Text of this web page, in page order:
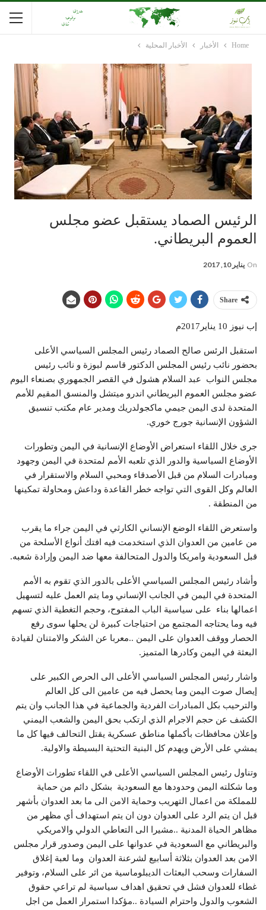
Home الأخبار الأخبار المحلية
الرئيس الصماد يستقبل عضو مجلس
العموم البريطاني.
On يناير 10, 2017
Share
إب نيوز 10 يناير2017م
استقبل الرئس صالح الصماد رئيس المجلس السياسي الأعلى
بحضور نائب رئيس المجلس الدكتور قاسم لبوزة و نائب رئيس
مجلس النواب عبد السلام هشول في القصر الجمهوري بصنعاء اليوم
عضو مجلس العموم البريطاني اندرو ميتشل والمنسق المقيم للأمم
المتحدة لدى اليمن جيمي ماكجولدريك ومدير عام مكتب تنسيق
الشؤون الإنسانية جورج خوري.
جرى خلال اللقاء استعراض الأوضاع الإنسانية في اليمن وتطورات
الأوضاع السياسية والدور الذي تلعبه الأمم لمتحدة في اليمن وجهود
ومبادرات السلام من قبل الأصدقاء ومحبي السلام والاستقرار في
العالم وكل القوى التي تواجه خطر القاعدة وداعش ومحاولة تمكينها
من المنطقة .
واستعرض اللقاء الوضع الإنساني الكارثي في اليمن جراء ما يقرب
من عامين من العدوان الذي استخدمت فيه افتك أنواع الأسلحة من
قبل السعودية وامريكا والدول المتحالفة معها ضد اليمن وإرادة شعبه.
وأشاد رئيس المجلس السياسي الأعلى بالدور الذي تقوم به الأمم
المتحدة في اليمن في الجانب الإنساني وما يتم العمل عليه لتسهيل
اعمالها بناء على سياسية الباب المفتوح، وحجم التغطية الذي تسهم
فيه وما يحتاجه المجتمع من احتياجات كبيرة لن يحلها سوى رفع
الحصار ووقف العدوان على اليمن ..معربا عن الشكر والامتنان لقيادة
البعثة في اليمن وكادرها المتميز.
واشار رئيس المجلس السياسي الأعلى الى الحرص الكبير على
إيصال صوت اليمن وما يحصل فيه من عامين الى كل العالم
والترحيب بكل المبادرات الفردية والجماعية في هذا الجانب وان يتم
الكشف عن حجم الاجرام الذي ارتكب بحق اليمن والشعب اليمني
وإعلان محافظات بأكملها مناطق عسكرية يقتل التحالف فيها كل ما
يمشي على الأرض ويهدم كل البنية التحتية البسيطة والاولية.
وتناول رئيس المجلس السياسي الأعلى في اللقاء تطورات الأوضاع
وما شكلته اليمن وحدودها مع السعودية بشكل دائم من حماية
للمملكة من اعمال التهريب وحماية الامن الى ما بعد العدوان بأشهر
قبل ان يتم الرد على العدوان دون ان يتم استهداف أي مظهر من
مظاهر الحياة المدنية ..مشيرا الى التعاطي الدولي والامريكي
والبريطاني مع السعودية في عدوانها على اليمن وصدور قرار مجلس
الامن بعد العدوان بثلاثة أسابيع لشرعنة العدوان وما لعبة إغلاق
السفارات وسحب البعثات الديبلوماسية من اثر على السلام، وتوفير
غطاء للعدوان فشل في تحقيق اهداف سياسية لم تراعي حقوق
الشعوب والدول واحترام السيادة ..مؤكدا استمرار العمل من اجل